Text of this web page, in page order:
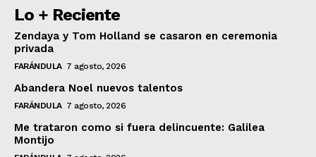
Lo + Reciente
Zendaya y Tom Holland se casaron en ceremonia
privada
FARÁNDULA 7 agosto, 2026
Abandera Noel nuevos talentos
FARÁNDULA 7 agosto, 2026
Me trataron como si fuera delincuente: Galilea
Montijo